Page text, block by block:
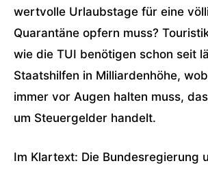
wertvolle Urlaubstage für eine
Quarantäne opfern muss?
wie die TUI benötigen schon seit
Staatshilfen in Milliardenhöhe,
immer vor Augen halten muss,
um Steuergelder handelt.
Im Klartext: Die Bundesregierung